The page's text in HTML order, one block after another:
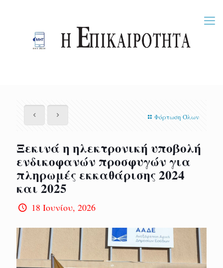
Φόρτωση Όλων
Ξεκινά η ηλεκτρονική υποβολή
ενδικοφανών προσφυγών για
πληρωμές εκκαθάρισης 2024
και 2025
18 Ιουνίου, 2026